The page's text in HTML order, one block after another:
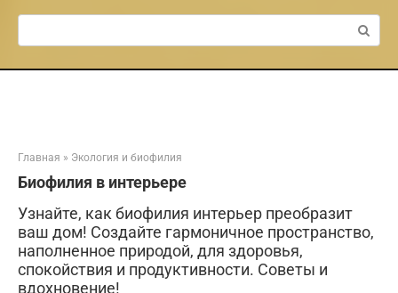
Поиск:
Главная » Экология и биофилия
Биофилия в интерьере
Узнайте, как биофилия интерьер преобразит
ваш дом! Создайте гармоничное пространство,
наполненное природой, для здоровья,
спокойствия и продуктивности. Советы и
вдохновение!